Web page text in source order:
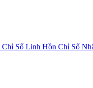
Chỉ Số Linh Hồn Chỉ Số